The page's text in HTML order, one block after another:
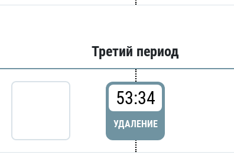
Третий период
53:34
УДАЛЕНИЕ